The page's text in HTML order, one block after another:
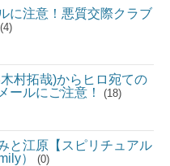
に注意！悪質交際クラブ
(4)
村拓哉)からヒロ宛ての
ールにご注意！
(18)
と江原【スピリチュアル
）
(0)